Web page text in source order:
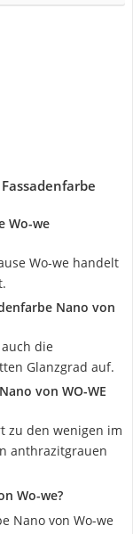
Wo-we
Wo-we handelt
Nano von
die
Glanzgrad auf.
von WO-WE
zu den wenigen im
anthrazitgrauen
Wo-we?
Nano von Wo-we